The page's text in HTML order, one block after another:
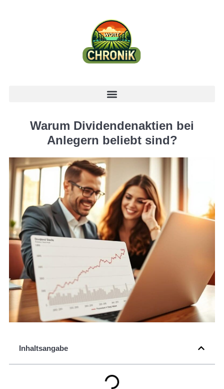
Warum Dividendenaktien bei
Anlegern beliebt sind?
Inhaltsangabe